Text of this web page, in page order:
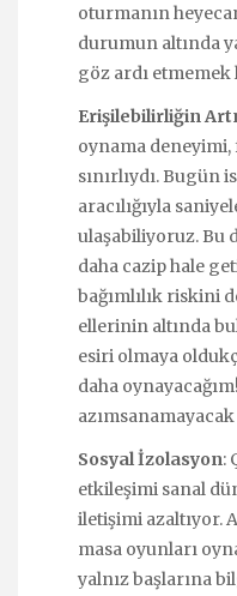
oturmanın
durumun altında
göz ardı etmemek
Erişilebilirliğin
oynama
sınırlıydı. Bugün
aracılığıyla
ulaşabiliyoruz. Bu
daha cazip hale
bağımlılık riskini
ellerinin altında
esiri olmaya
daha
Sosyal İzolasyon:
etkileşimi sanal
iletişimi azaltıyor.
masa oyunları
yalnız başlarına